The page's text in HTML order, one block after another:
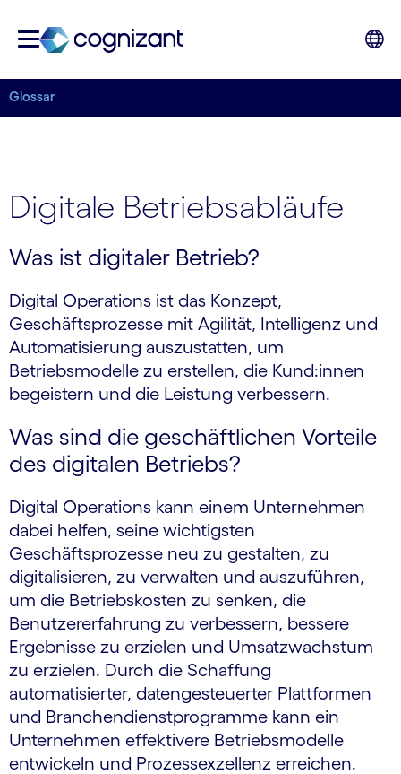
Glossar
Digitale Betriebsabläufe
Was ist digitaler Betrieb?
Digital Operations ist das Konzept,
Geschäftsprozesse mit Agilität, Intelligenz und
Automatisierung auszustatten, um
Betriebsmodelle zu erstellen, die Kund:innen
begeistern und die Leistung verbessern.
Was sind die geschäftlichen Vorteile
des digitalen Betriebs?
Digital Operations kann einem Unternehmen
dabei helfen, seine wichtigsten
Geschäftsprozesse neu zu gestalten, zu
digitalisieren, zu verwalten und auszuführen,
um die Betriebskosten zu senken, die
Benutzererfahrung zu verbessern, bessere
Ergebnisse zu erzielen und Umsatzwachstum
zu erzielen. Durch die Schaffung
automatisierter, datengesteuerter Plattformen
und Branchendienstprogramme kann ein
Unternehmen effektivere Betriebsmodelle
entwickeln und Prozessexzellenz erreichen.